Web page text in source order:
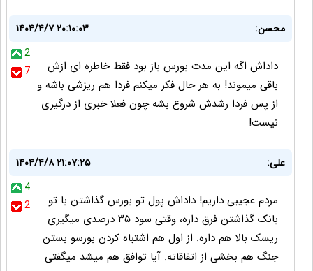
محسن:
۱۴۰۴/۴/۷ ۲۰:۱۰:۰۳
2
7
داداش اگه این مدت بورس باز بود فقط خاطره ای ازش
باقی میموند! به هر حال فکر میکنم فردا هم ریزشی باشه و
از پس فردا رشدش شروع بشه چون فعلا خبری از درگیری
نیست!
علی:
۱۴۰۴/۴/۸ ۲۱:۰۷:۲۵
4
2
مردم عجیبی داریم! داداش پول تو بورس گذاشتن با تو
بانک گذاشتن فرق داره، وقتی سود ۳۵ درصدی میگیری
ریسک بالا هم داره. از اول هم اشتباه کردن بورسو بستن
جنگ هم بخشی از اتفاقاته. آیا توافق هم میشد میگفتی